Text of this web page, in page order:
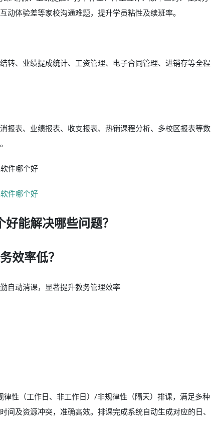
体验差等家校沟通难题，提升学员粘性及续班率。
转、业绩提成统计、工资管理、电子合同管理、进销存等全程
报表、业绩报表、收支报表、热销课程分析、多校区报表等数
能解决哪些问题？
效率低？
自动消课，显著提升教务管理效率
性（工作日、非工作日）/非规律性（隔天）排课，满足多种
及资源冲突，准确高效。排课完成系统自动生成对应的日、